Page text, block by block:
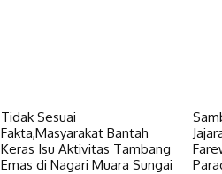
Tidak Sesuai
Fakta,Masyarakat Bantah
Keras Isu Aktivitas Tambang
Emas di Nagari Muara Sungai